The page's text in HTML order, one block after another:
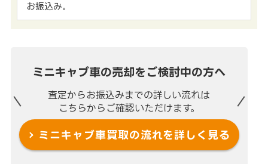
お振込み。
ミニキャブ車の売却を ご検討中の方へ
査定からお振込みまでの詳しい流れは
こちらからご確認いただけます。
ミニキャブ車買取の流れを詳しく見る